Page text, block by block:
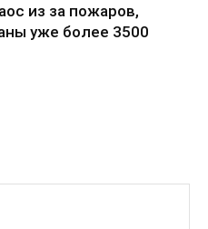
из за пожаров,
уже более 3500